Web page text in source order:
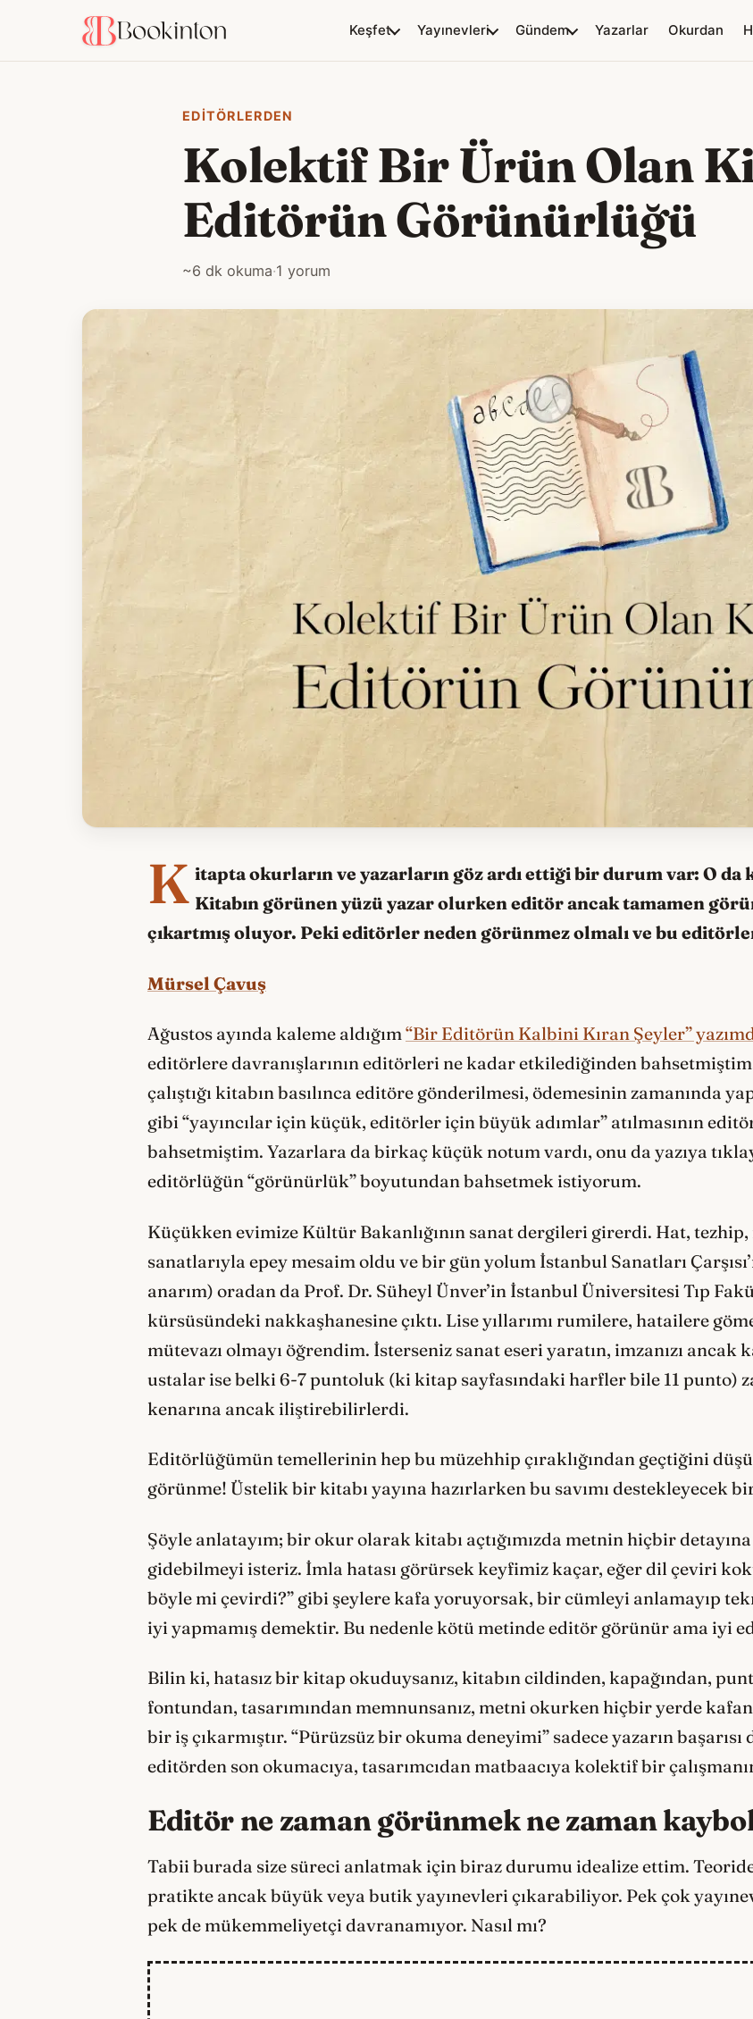
Keşfet Yayınevleri Gündem Yazarlar Okurdan
EDITÖRLERDEN
Kolektif Bir Ürün Olan
Editörün Görünürlüğü
~6 dk okuma·1 yorum
K itapta okurların ve yazarların göz ardı ettiği bir durum var: O
Kitabın görünen yüzü yazar olurken editör ancak tamamen
çıkartmış oluyor. Peki editörler neden görünmez olmalı ve bu
Mürsel Çavuş
Ağustos ayında kaleme aldığım“Bir Editörün Kalbini Kıran Şeyler”
editörlere davranışlarının editörleri ne kadar etkilediğinden
çalıştığı kitabın basılınca editöre gönderilmesi, ödemesinin zamanında
gibi “yayıncılar için küçük, editörler için büyük adımlar” atılmasının
bahsetmiştim. Yazarlara da birkaç küçük notum vardı, onu da yazıya
editörlüğün “görünürlük” boyutundan bahsetmek istiyorum.
Küçükken evimize Kültür Bakanlığının sanat dergileri girerdi. Hat,
sanatlarıyla epey mesaim oldu ve bir gün yolum İstanbul Sanatları
anarım) oradan da Prof. Dr. Süheyl Ünver’in İstanbul Üniversitesi Tıp
kürsüsündeki nakkaşhanesine çıktı. Lise yıllarımı rumilere, hatailere
mütevazı olmayı öğrendim. İsterseniz sanat eseri yaratın, imzanızı
ustalar ise belki 6-7 puntoluk (ki kitap sayfasındaki harfler bile 11 punto)
kenarına ancak iliştirebilirlerdi.
Editörlüğümün temellerinin hep bu müzehhip çıraklığından geçtiğini
görünme! Üstelik bir kitabı yayına hazırlarken bu savımı destekleyecek
Şöyle anlatayım; bir okur olarak kitabı açtığımızda metnin hiçbir
gidebilmeyi isteriz. İmla hatası görürsek keyfimiz kaçar, eğer dil çeviri
böyle mi çevirdi?” gibi şeylere kafa yoruyorsak, bir cümleyi anlamayıp
iyi yapmamış demektir. Bu nedenle kötü metinde editör görünür ama iyi
Bilin ki, hatasız bir kitap okuduysanız, kitabın cildinden, kapağından,
fontundan, tasarımından memnunsanız, metni okurken hiçbir yerde
bir iş çıkarmıştır. “Pürüzsüz bir okuma deneyimi” sadece yazarın
editörden son okumacıya, tasarımcıdan matbaacıya kolektif bir
Editör ne zaman görünmek ne zaman
Tabii burada size süreci anlatmak için biraz durumu idealize ettim.
pratikte ancak büyük veya butik yayınevleri çıkarabiliyor. Pek çok
pek de mükemmeliyetçi davranamıyor. Nasıl mı?